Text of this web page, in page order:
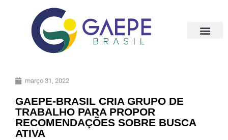
março 31, 2022
GAEPE-BRASIL CRIA GRUPO DE
TRABALHO PARA PROPOR
RECOMENDAÇÕES SOBRE BUSCA
ATIVA